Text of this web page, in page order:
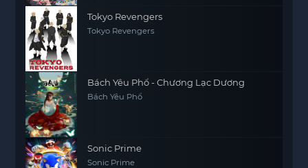
Tokyo Revengers
Tokyo Revengers
Bách Yêu Phổ - Chương Lạc Dương
Bách Yêu Phổ
Sonic Prime
Sonic Prime